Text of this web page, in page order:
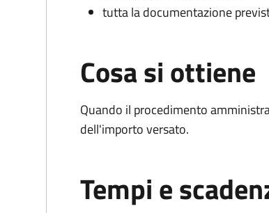
tutta la documentazione
Cosa si ottiene
Quando il procedimento
dell'importo versato.
Tempi e